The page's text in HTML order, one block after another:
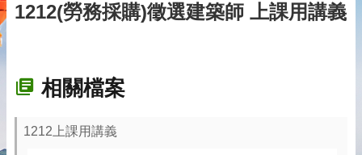
1212(勞務採購)徵選建築師 上課用講義
相關檔案
1212上課用講義